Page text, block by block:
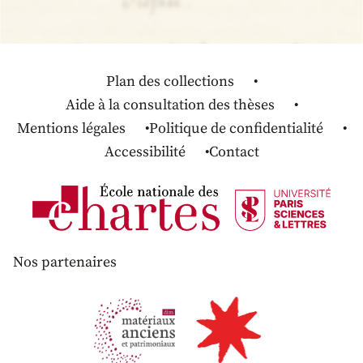
Plan des collections
Aide à la consultation des thèses
Mentions légales
Politique de confidentialité
Accessibilité
Contact
Nos partenaires